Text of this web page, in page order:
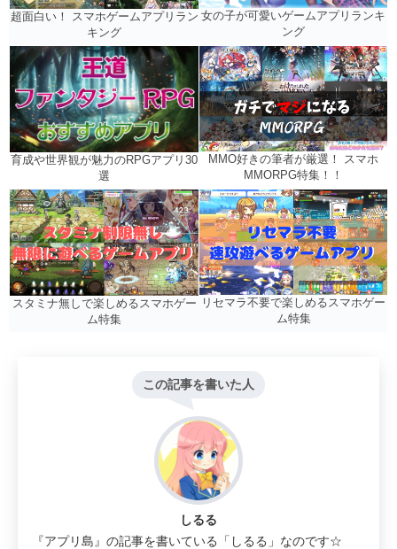
超面白い！ スマホゲームアプリラン
キング
女の子が可愛いゲームアプリランキ
ング
育成や世界観が魅力のRPGアプリ30
選
MMO好きの筆者が厳選！ スマホ
MMORPG特集！！
スタミナ無しで楽しめるスマホゲー
ム特集
リセマラ不要で楽しめるスマホゲー
ム特集
この記事を書いた人
しるる
『アプリ島』の記事を書いている「しるる」なのです☆